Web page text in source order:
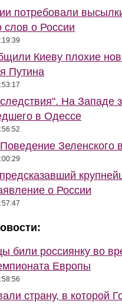
потребовали
слов о России
Киеву плохие
Путина
На Западе
в Одессе
Зеленского
о России
били россиянку во
Европы
страну, в которой